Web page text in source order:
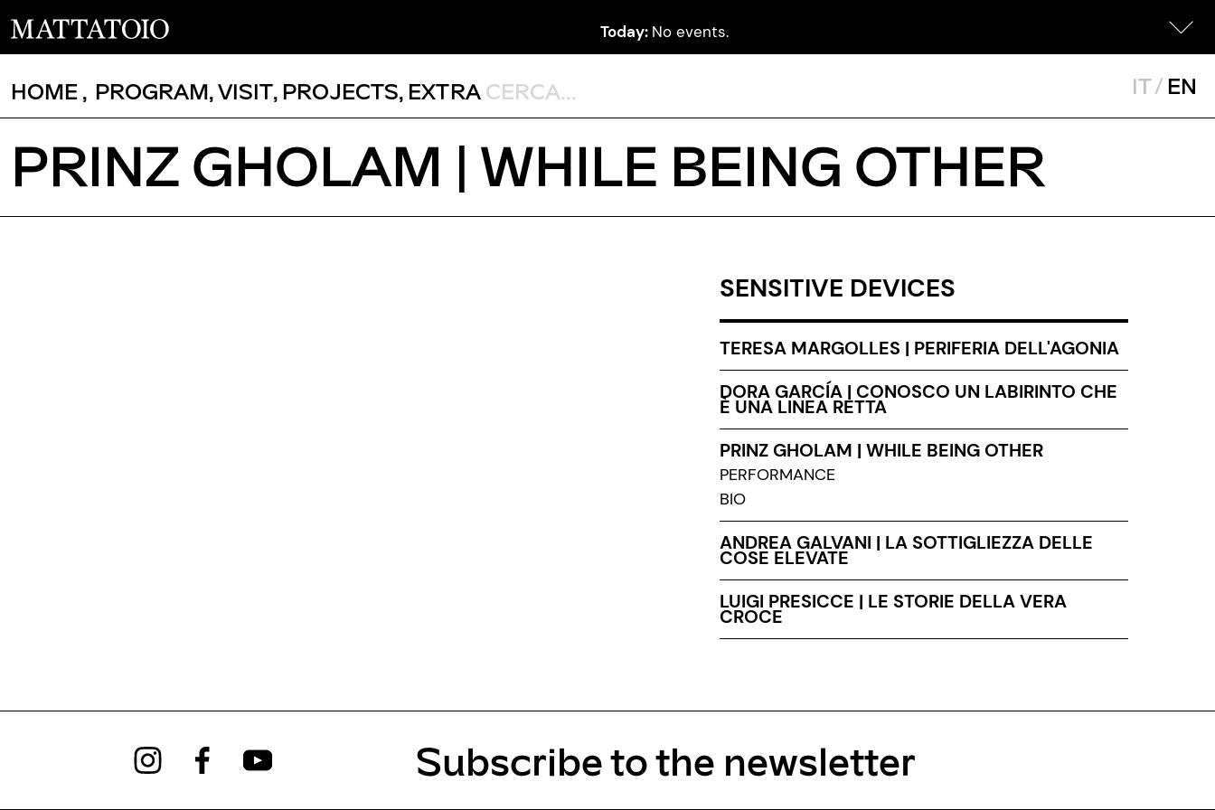
Today: No events.
HOME , PROGRAM,VISIT, PROJECTS, EXTRA IT/ EN
PRINZ GHOLAM | WHILE BEING OTHER
SENSITIVE DEVICES
TERESA MARGOLLES | PERIFERIA DELL'AGONIA
DORA GARCÍA | CONOSCO UN LABIRINTO CHE
È UNA LINEA RETTA
PRINZ GHOLAM | WHILE BEING OTHER
PERFORMANCE
BIO
ANDREA GALVANI | LA SOTTIGLIEZZA DELLE
COSE ELEVATE
LUIGI PRESICCE | LE STORIE DELLA VERA
CROCE
Subscribe to the newsletter